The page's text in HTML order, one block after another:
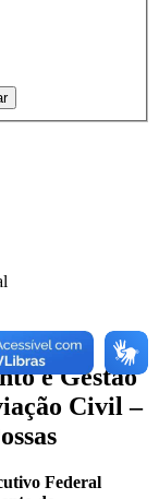
do
e Gestão
Civil –
Federal